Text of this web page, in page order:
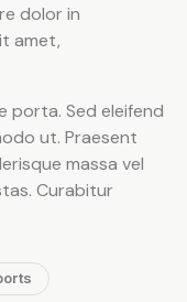
dolor in
amet,
porta. Sed eleifend
ut. Praesent
massa vel
Curabitur